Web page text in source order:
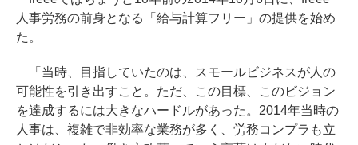
人事労務の前身となる「給与計算フリー」の提供を始め
た。
「当時、目指していたのは、スモールビジネスが人の
可能性を引き出すこと。ただ、この目標、このビジョン
を達成するには大きなハードルがあった。2014年当時の
人事は、複雑で非効率な業務が多く、労務コンプラも立